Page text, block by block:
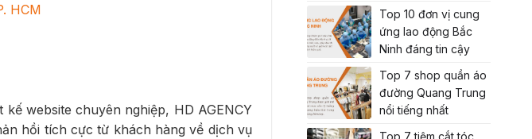
HCM
website chuyên nghiệp, HD AGENCY
hồi tích cực từ khách hàng về dịch vụ
Top 10 đơn vị cung
ứng lao động Bắc
Ninh đáng tin cậy
Top 7 shop quần áo
đường Quang Trung
nổi tiếng nhất